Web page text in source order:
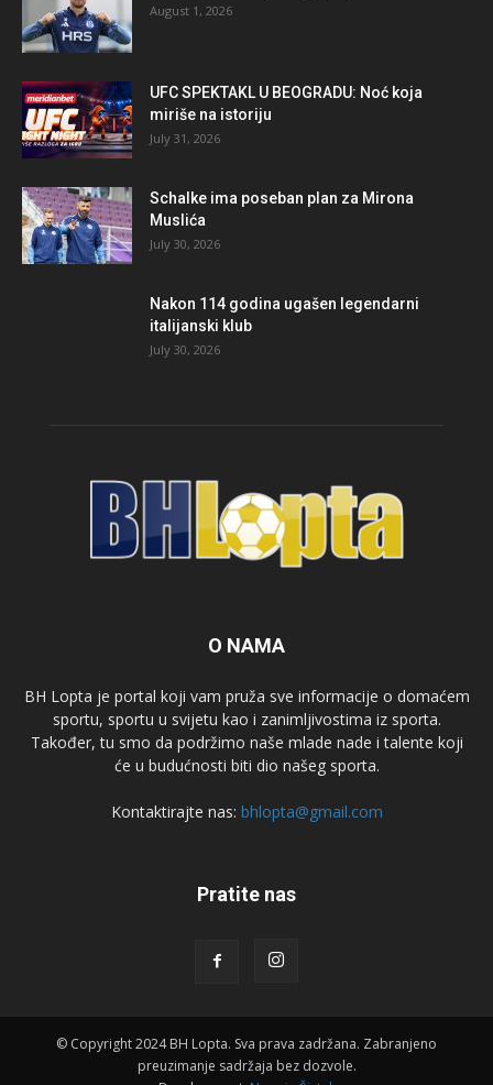
August 1, 2026
UFC SPEKTAKL U BEOGRADU: Noć koja
miriše na istoriju
July 31, 2026
Schalke ima poseban plan za Mirona
Muslića
July 30, 2026
Nakon 114 godina ugašen legendarni
italijanski klub
July 30, 2026
O NAMA
BH Lopta je portal koji vam pruža sve informacije o domaćem
sportu, sportu u svijetu kao i zanimljivostima iz sporta.
Također, tu smo da podržimo naše mlade nade i talente koji
će u budućnosti biti dio našeg sporta.
Kontaktirajte nas: bhlopta@gmail.com
Pratite nas
© Copyright 2024 BH Lopta. Sva prava zadržana. Zabranjeno
preuzimanje sadržaja bez dozvole.